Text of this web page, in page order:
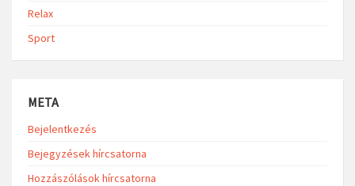
Relax
Sport
META
Bejelentkezés
Bejegyzések hírcsatorna
Hozzászólások hírcsatorna